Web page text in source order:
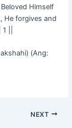
Himself
He forgives and
||
(Ang:
NEXT